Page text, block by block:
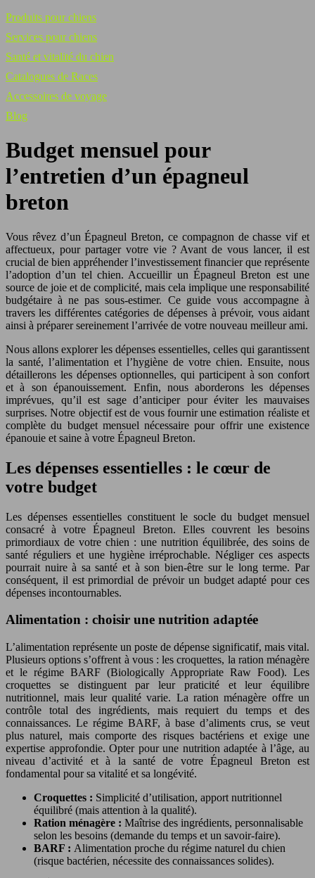
Produits pour chiens
Services pour chiens
Santé et vitalité du chien
Catalogues de Races
Accessoires de voyage
Blog
Budget mensuel pour
l’entretien d’un épagneul
breton
Vous rêvez d’un Épagneul Breton, ce compagnon de chasse vif et
affectueux, pour partager votre vie ? Avant de vous lancer, il est
crucial de bien appréhender l’investissement financier que représente
l’adoption d’un tel chien. Accueillir un Épagneul Breton est une
source de joie et de complicité, mais cela implique une responsabilité
budgétaire à ne pas sous-estimer. Ce guide vous accompagne à
travers les différentes catégories de dépenses à prévoir, vous aidant
ainsi à préparer sereinement l’arrivée de votre nouveau meilleur ami.
Nous allons explorer les dépenses essentielles, celles qui garantissent
la santé, l’alimentation et l’hygiène de votre chien. Ensuite, nous
détaillerons les dépenses optionnelles, qui participent à son confort
et à son épanouissement. Enfin, nous aborderons les dépenses
imprévues, qu’il est sage d’anticiper pour éviter les mauvaises
surprises. Notre objectif est de vous fournir une estimation réaliste et
complète du budget mensuel nécessaire pour offrir une existence
épanouie et saine à votre Épagneul Breton.
Les dépenses essentielles : le cœur de
votre budget
Les dépenses essentielles constituent le socle du budget mensuel
consacré à votre Épagneul Breton. Elles couvrent les besoins
primordiaux de votre chien : une nutrition équilibrée, des soins de
santé réguliers et une hygiène irréprochable. Négliger ces aspects
pourrait nuire à sa santé et à son bien-être sur le long terme. Par
conséquent, il est primordial de prévoir un budget adapté pour ces
dépenses incontournables.
Alimentation : choisir une nutrition adaptée
L’alimentation représente un poste de dépense significatif, mais vital.
Plusieurs options s’offrent à vous : les croquettes, la ration ménagère
et le régime BARF (Biologically Appropriate Raw Food). Les
croquettes se distinguent par leur praticité et leur équilibre
nutritionnel, mais leur qualité varie. La ration ménagère offre un
contrôle total des ingrédients, mais requiert du temps et des
connaissances. Le régime BARF, à base d’aliments crus, se veut
plus naturel, mais comporte des risques bactériens et exige une
expertise approfondie. Opter pour une nutrition adaptée à l’âge, au
niveau d’activité et à la santé de votre Épagneul Breton est
fondamental pour sa vitalité et sa longévité.
Croquettes : Simplicité d’utilisation, apport nutritionnel
équilibré (mais attention à la qualité).
Ration ménagère : Maîtrise des ingrédients, personnalisable
selon les besoins (demande du temps et un savoir-faire).
BARF : Alimentation proche du régime naturel du chien
(risque bactérien, nécessite des connaissances solides).